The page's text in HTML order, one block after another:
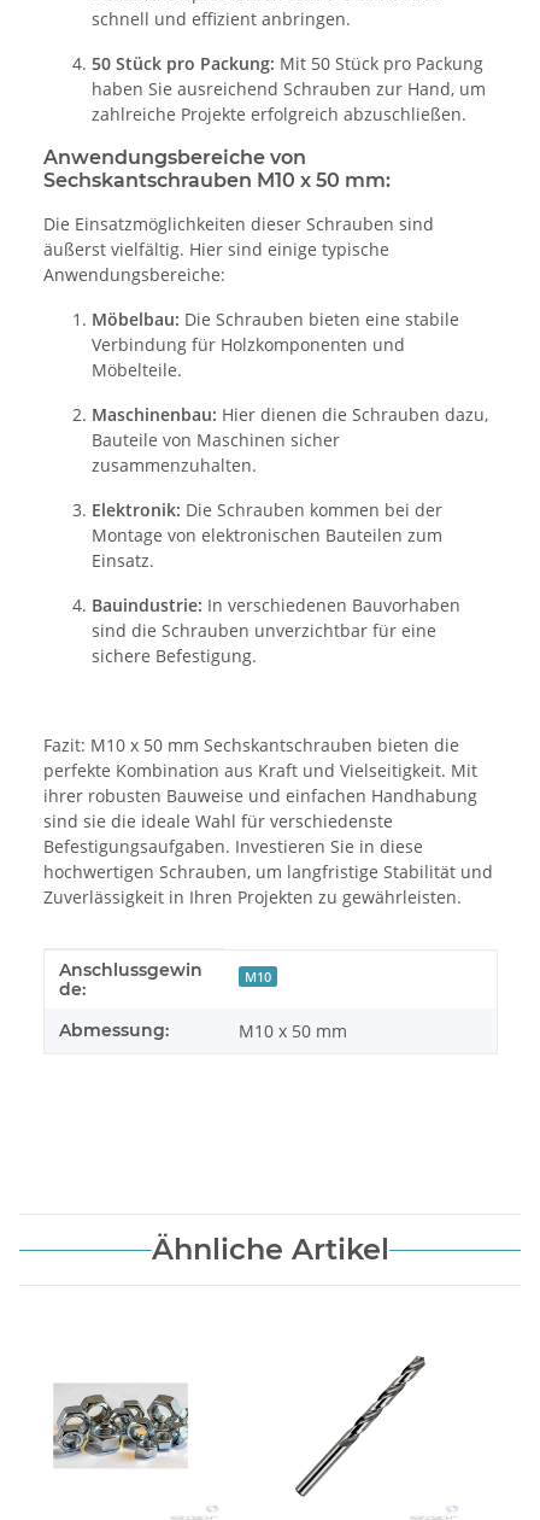
schnell und effizient anbringen.
50 Stück pro Packung: Mit 50 Stück pro Packung
haben Sie ausreichend Schrauben zur Hand, um
zahlreiche Projekte erfolgreich abzuschließen.
Anwendungsbereiche von
Sechskantschrauben M10 x 50 mm:
Die Einsatzmöglichkeiten dieser Schrauben sind
äußerst vielfältig. Hier sind einige typische
Anwendungsbereiche:
Möbelbau: Die Schrauben bieten eine stabile
Verbindung für Holzkomponenten und
Möbelteile.
Maschinenbau: Hier dienen die Schrauben dazu,
Bauteile von Maschinen sicher
zusammenzuhalten.
Elektronik: Die Schrauben kommen bei der
Montage von elektronischen Bauteilen zum
Einsatz.
Bauindustrie: In verschiedenen Bauvorhaben
sind die Schrauben unverzichtbar für eine
sichere Befestigung.
Fazit: M10 x 50 mm Sechskantschrauben bieten die
perfekte Kombination aus Kraft und Vielseitigkeit. Mit
ihrer robusten Bauweise und einfachen Handhabung
sind sie die ideale Wahl für verschiedenste
Befestigungsaufgaben. Investieren Sie in diese
hochwertigen Schrauben, um langfristige Stabilität und
Zuverlässigkeit in Ihren Projekten zu gewährleisten.
Produkteigenschaft
Wert
Anschlussgewin
de:
M10
Abmessung: M10 x 50 mm
Ähnliche Artikel